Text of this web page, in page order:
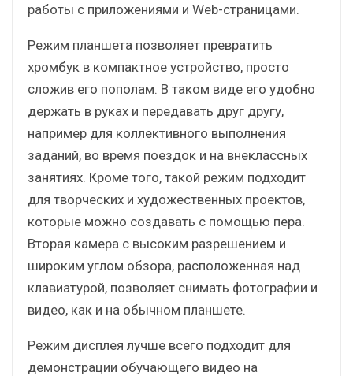
работы с приложениями и Web-страницами.
Режим планшета позволяет превратить
хромбук в компактное устройство, просто
сложив его пополам. В таком виде его удобно
держать в руках и передавать друг другу,
например для коллективного выполнения
заданий, во время поездок и на внеклассных
занятиях. Кроме того, такой режим подходит
для творческих и художественных проектов,
которые можно создавать с помощью пера.
Вторая камера с высоким разрешением и
широким углом обзора, расположенная над
клавиатурой, позволяет снимать фотографии и
видео, как и на обычном планшете.
Режим дисплея лучше всего подходит для
демонстрации обучающего видео на